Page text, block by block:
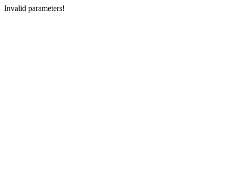
Invalid parameters!